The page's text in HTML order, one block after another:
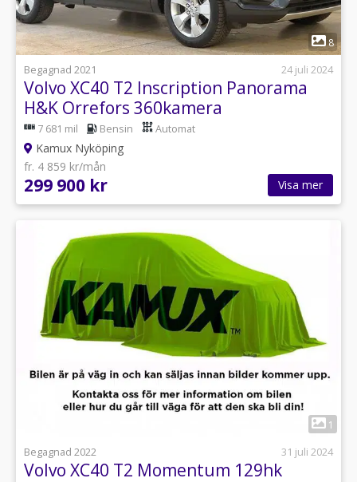
1
8
Begagnad 2021
24 juli 2024
Volvo XC40 T2 Inscription Panorama
H&K Orrefors 360kamera
7 681 mil Bensin Automat
Kamux Nyköping
fr. 4 859 kr/mån
299 900 kr Visa mer
1
Begagnad 2022
31 juli 2024
Volvo XC40 T2 Momentum 129hk